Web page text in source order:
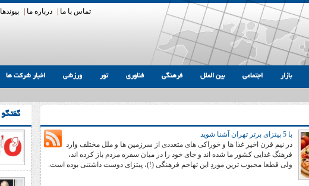
تماس با ما درباره ما پیوندها
بازار اجتماعی بین الملل فرهنگی فناوری تور ورزشی اخبار شرکت ها
با 5 پیتزای برتر تهران آشنا شوید
در نیم قرن اخیر غذا ها و خوراکی های متعددی از سرزمین ها و ملل مختلف وارد
فرهنگ غذایی کشور ما شده اند و جای خود را در میان سفره مردم باز کرده اند،
ولی قطعا محبوب ترین موردِ این تهاجم فرهنگی (!)، پیتزای دوست داشتنی بوده است.
گفتگو